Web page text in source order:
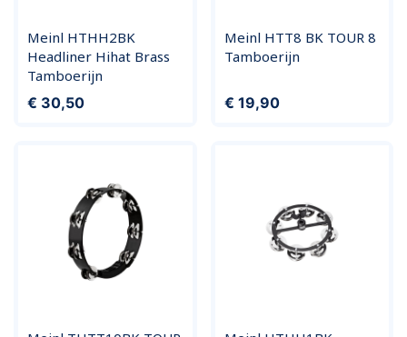
Meinl HTHH2BK
Headliner Hihat Brass
Tamboerijn
Prijs
€ 30,50
Meinl HTT8 BK TOUR 8
Tamboerijn
Prijs
€ 19,90